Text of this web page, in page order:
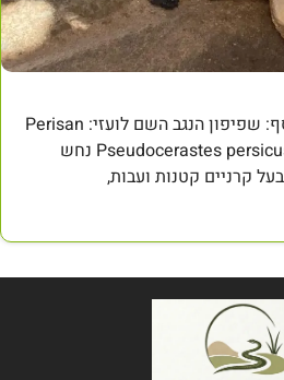
שם עברי: שפיפון. ושם נוסף: שפיפון הנגב השם לועזי: Perisan
Horned Viper שם מדעי: Pseudocerastes persicus נחש
קרניים קטנות ועבות,